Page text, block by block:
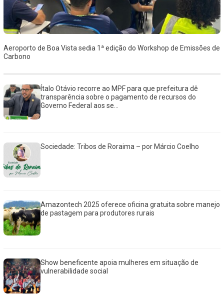
Aeroporto de Boa Vista sedia 1ª edição do Workshop de Emissões de
Carbono
Ítalo Otávio recorre ao MPF para que prefeitura dê
transparência sobre o pagamento de recursos do
Governo Federal aos se...
Sociedade: Tribos de Roraima – por Márcio Coelho
Amazontech 2025 oferece oficina gratuita sobre manejo
de pastagem para produtores rurais
Show beneficente apoia mulheres em situação de
vulnerabilidade social